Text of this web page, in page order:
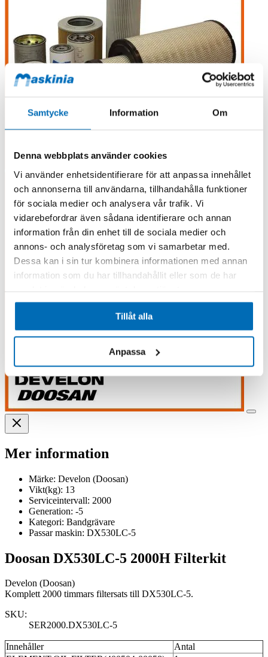
Samtycke Information Om
Denna webbplats använder cookies
Vi använder enhetsidentifierare för att anpassa innehållet
och annonserna till användarna, tillhandahålla funktioner
för sociala medier och analysera vår trafik. Vi
vidarebefordrar även sådana identifierare och annan
information från din enhet till de sociala medier och
annons- och analysföretag som vi samarbetar med.
Dessa kan i sin tur kombinera informationen med annan
information som du har tillhandahållit eller som de har
Tillåt alla
Anpassa
Mer information
Märke: Develon (Doosan)
Vikt(kg): 13
Serviceintervall: 2000
Generation: -5
Kategori: Bandgrävare
Passar maskin: DX530LC-5
Doosan DX530LC-5 2000H Filterkit
Develon (Doosan)
Komplett 2000 timmars filtersats till DX530LC-5.
SKU:
SER2000.DX530LC-5
Innehåller
Antal